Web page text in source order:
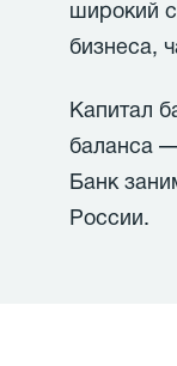
широкий
бизнеса,
Капитал
баланса
Банк
России.